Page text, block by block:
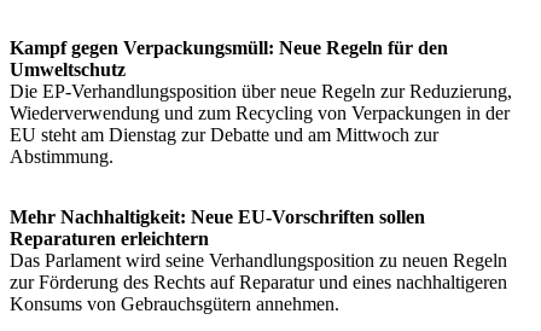
Kampf gegen Verpackungsmüll: Neue Regeln für den
Umweltschutz
Die EP-Verhandlungsposition über neue Regeln zur Reduzierung,
Wiederverwendung und zum Recycling von Verpackungen in der
EU steht am Dienstag zur Debatte und am Mittwoch zur
Abstimmung.
Mehr Nachhaltigkeit: Neue EU-Vorschriften sollen
Reparaturen erleichtern
Das Parlament wird seine Verhandlungsposition zu neuen Regeln
zur Förderung des Rechts auf Reparatur und eines nachhaltigeren
Konsums von Gebrauchsgütern annehmen.